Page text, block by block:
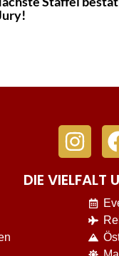
DIE VIELFALT